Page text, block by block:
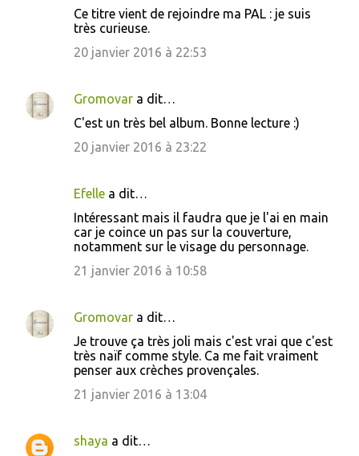
e
n
Ce titre vient de rejoindre ma PAL : je suis
très curieuse.
20 janvier 2016 à 22:53
Gromovar a dit…
C'est un très bel album. Bonne lecture :)
20 janvier 2016 à 23:22
Efelle a dit…
Intéressant mais il faudra que je l'ai en main
car je coince un pas sur la couverture,
notamment sur le visage du personnage.
21 janvier 2016 à 10:58
Gromovar a dit…
Je trouve ça très joli mais c'est vrai que c'est
très naïf comme style. Ca me fait vraiment
penser aux crèches provençales.
21 janvier 2016 à 13:04
shaya a dit…